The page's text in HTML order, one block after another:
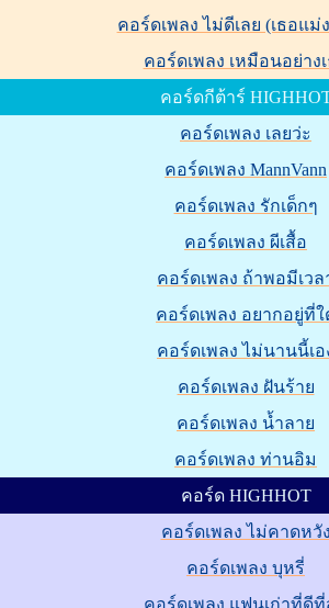
คอร์ดเพลง ไม่ดีเลย (เธอแม่
คอร์ดเพลง เหมือนอย่าง
คอร์ดกีต้าร์
คอร์ดเพลง เลยว่ะ
คอร์ดเพลง MannVann
คอร์ดเพลง รักเด็กๆ
คอร์ดเพลง ผีเสื้อ
คอร์ดเพลง ถ้าพอมีเวล
คอร์ดเพลง อยากอยู่ที่ใ
คอร์ดเพลง ไม่นานนี้เอ
คอร์ดเพลง ฝันร้าย
คอร์ดเพลง น้ำลาย
คอร์ดเพลง ท่านอิม
คอร์ด HIGHHOT
คอร์ดเพลง ไม่คาดหวัง
คอร์ดเพลง บุหรี่